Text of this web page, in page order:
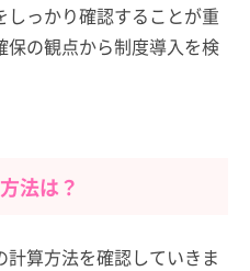
っかり確認することが重
の観点から制度導入を検
法は？
算方法を確認していきま